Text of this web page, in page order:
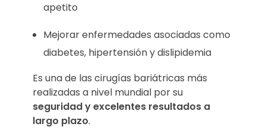
apetito
Mejorar enfermedades asociadas como
diabetes, hipertensión y dislipidemia
Es una de las cirugías bariátricas más
realizadas a nivel mundial por su
seguridad y excelentes resultados a
largo plazo.